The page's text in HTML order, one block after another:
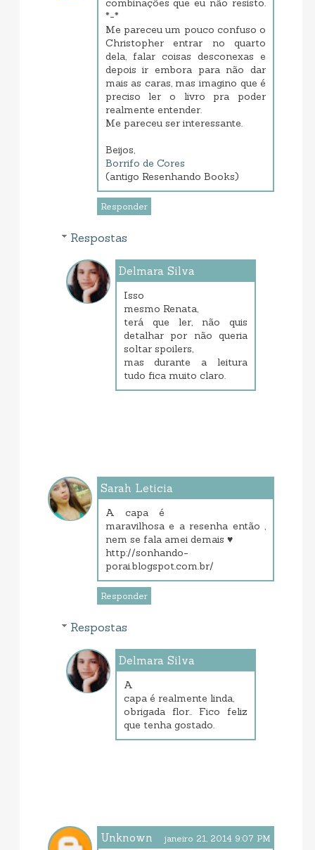
combinações que eu não resisto.
*-*
Me pareceu um pouco confuso o
Christopher entrar no quarto
dela, falar coisas desconexas e
depois ir embora para não dar
mais as caras, mas imagino que é
preciso ler o livro pra poder
realmente entender.
Me pareceu ser interessante.
Beijos,
Borrifo de Cores
(antigo Resenhando Books)
Responder
Respostas
Delmara Silva
Isso
mesmo Renata,
terá que ler, não quis
detalhar por não queria
soltar spoilers,
mas durante a leitura
tudo fica muito claro.
Sarah Leticia
A capa é
maravilhosa e a resenha então ,
nem se fala amei demais ♥
http://sonhando-
porai.blogspot.com.br/
Responder
Respostas
Delmara Silva
A
capa é realmente linda,
obrigada flor.. Fico feliz
que tenha gostado.
Unknown janeiro 21, 2014 9:07 PM